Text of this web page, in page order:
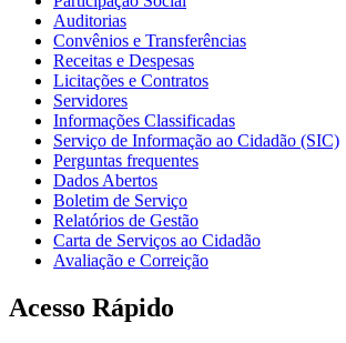
Auditorias
Convênios e Transferências
Receitas e Despesas
Licitações e Contratos
Servidores
Informações Classificadas
Serviço de Informação ao Cidadão (SIC)
Perguntas frequentes
Dados Abertos
Boletim de Serviço
Relatórios de Gestão
Carta de Serviços ao Cidadão
Avaliação e Correição
Acesso Rápido